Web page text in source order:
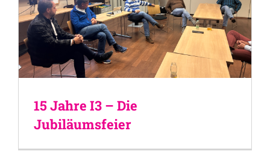
15 Jahre I3 – Die
Jubiläumsfeier